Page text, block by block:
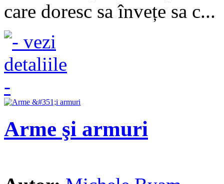
care doresc sa învețe sa c...
Arme şi armuri